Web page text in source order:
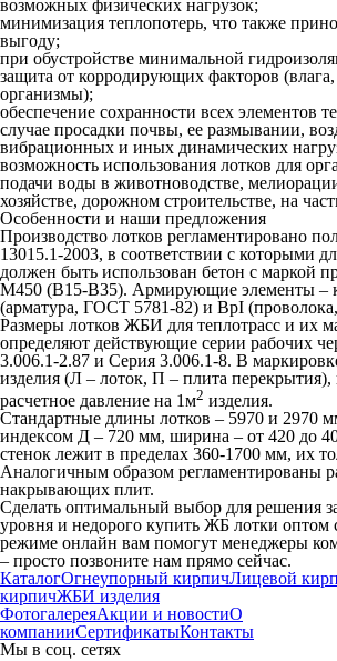
возможных физических нагрузок;
минимизация теплопотерь, что также
выгоду;
при обустройстве минимальной
защита от корродирующих факторов
организмы);
обеспечение сохранности всех элементов
случае просадки почвы, ее размывании,
вибрационных и иных динамических
возможность использования лотков для
подачи воды в животноводстве,
хозяйстве, дорожном строительстве, на
Особенности и наши предложения
Производство лотков регламентировано
13015.1-2003, в соответствии с которыми
должен быть использован бетон с маркой
М450 (В15-В35). Армирующие элементы –
(арматура, ГОСТ 5781-82) и BpI
Размеры лотков ЖБИ для теплотрасс и их
определяют действующие серии рабочих
3.006.1-2.87 и Серия 3.006.1-8. В
изделия (Л – лоток, П – плита перекрытия),
расчетное давление на 1м2 изделия.
Стандартные длины лотков – 5970 и 2970
индексом Д – 720 мм, ширина – от 420 до
стенок лежит в пределах 360-1700 мм, их
Аналогичным образом регламентированы
накрывающих плит.
Сделать оптимальный выбор для решения
уровня и недорого купить ЖБ лотки оптом
режиме онлайн вам помогут менеджеры
– просто позвоните нам прямо сейчас.
КаталогОгнеупорный кирпичЛицевой
кирпичЖБИ изделия
ФотогалереяАкции и новостиО
компанииСертификатыКонтакты
Мы в соц. сетях